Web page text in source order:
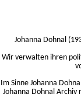
Johanna Dohnal
Wir verwalten ihren
Im Sinne Johanna
Johanna Dohnal Archiv